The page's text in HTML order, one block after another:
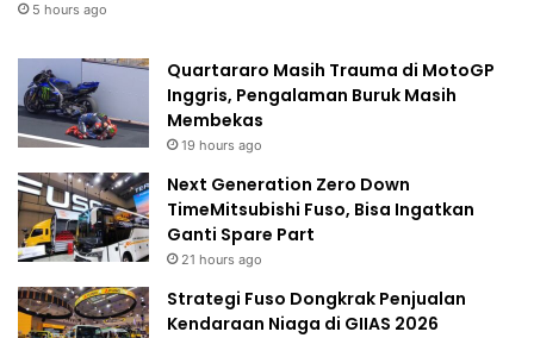
5 hours ago
Quartararo Masih Trauma di MotoGP
Inggris, Pengalaman Buruk Masih
Membekas
19 hours ago
Next Generation Zero Down
TimeMitsubishi Fuso, Bisa Ingatkan
Ganti Spare Part
21 hours ago
Strategi Fuso Dongkrak Penjualan
Kendaraan Niaga di GIIAS 2026